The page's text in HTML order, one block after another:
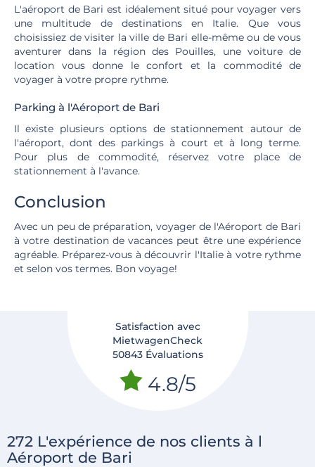
L'aéroport de Bari est idéalement situé pour voyager vers
une multitude de destinations en Italie. Que vous
choisissiez de visiter la ville de Bari elle-même ou de vous
aventurer dans la région des Pouilles, une voiture de
location vous donne le confort et la commodité de
voyager à votre propre rythme.
Parking à l'Aéroport de Bari
Il existe plusieurs options de stationnement autour de
l'aéroport, dont des parkings à court et à long terme.
Pour plus de commodité, réservez votre place de
stationnement à l'avance.
Conclusion
Avec un peu de préparation, voyager de l'Aéroport de Bari
à votre destination de vacances peut être une expérience
agréable. Préparez-vous à découvrir l'Italie à votre rythme
et selon vos termes. Bon voyage!
Satisfaction avec
MietwagenCheck
50843 Évaluations
4.8/5
272 L'expérience de nos clients à l
Aéroport de Bari